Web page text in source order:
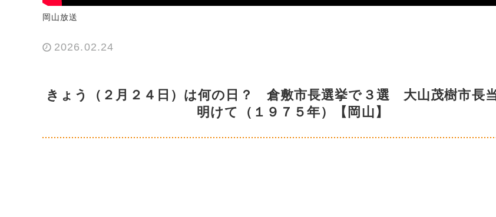
岡山放送
2026.02.24
きょう（２月２４日）は何の日？ 倉敷市長選挙で３選 大山茂樹市長
明けて（１９７５年）【岡山】